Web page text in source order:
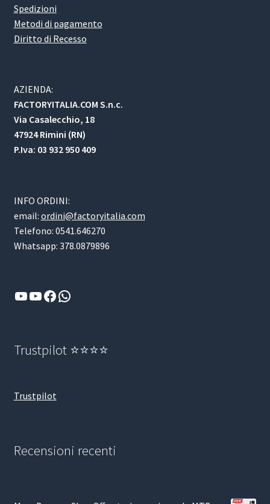
Spedizioni
Metodi di pagamento
Diritto di Recesso
AZIENDA:
FACTORYITALIA.COM S.n.c.
Via Casalecchio, 18
47924 Rimini (RN)
P.Iva: 03 932 950 409
INFO ORDINI:
email: ordini@factoryitalia.com
Telefono: 0541.646270
Whatsapp: 378.0879896
YouTube
YouTube
Facebook
WhatsApp
Trustpilot ⭐⭐⭐⭐
Trustpilot
Recensioni recenti